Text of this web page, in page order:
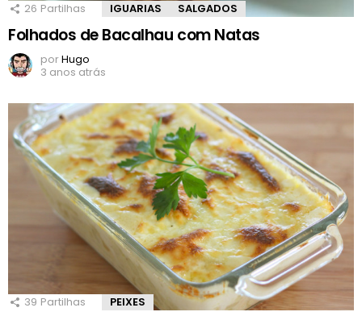
26 Partilhas IGUARIAS SALGADOS
Folhados de Bacalhau com Natas
porHugo
3 anos atrás
39 Partilhas PEIXES